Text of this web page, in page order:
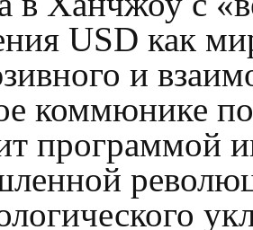
USD как
и
коммюнике
программой